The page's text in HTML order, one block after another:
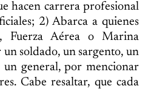
hacen carrera profesional
2) Abarca a quienes
Fuerza Aérea o Marina
un soldado, un sargento, un
general, por mencionar
Cabe resaltar, que cada